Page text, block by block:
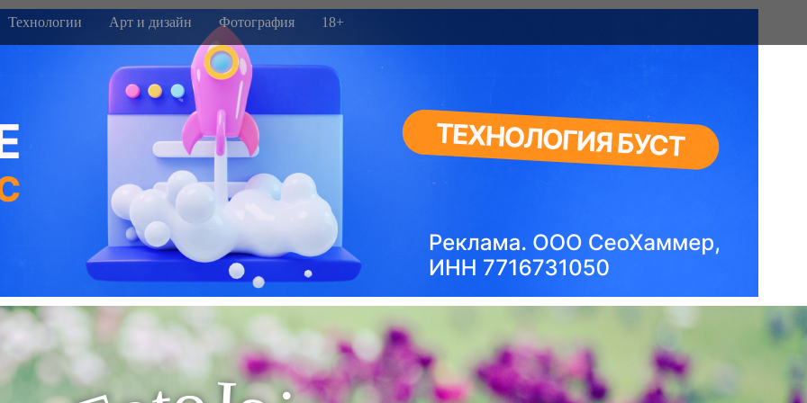
Технологии Арт и дизайн Фотография 18+